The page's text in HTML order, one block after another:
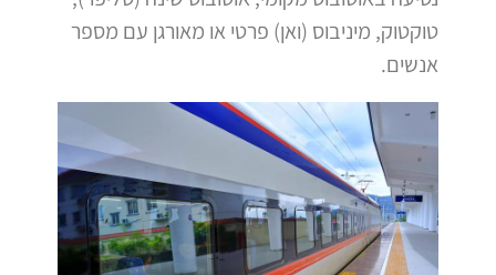
טוקטוק, מיניבוס (ואן) פרטי או מאורגן עם מספר
אנשים.